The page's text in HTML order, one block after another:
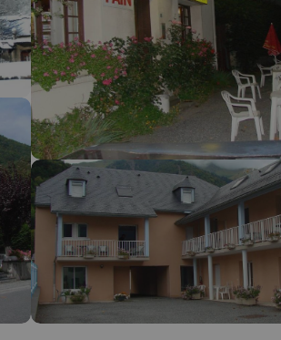
à votre recherche. Essayez de
qu'il aura retrouvé sa boussole, il reviendra.